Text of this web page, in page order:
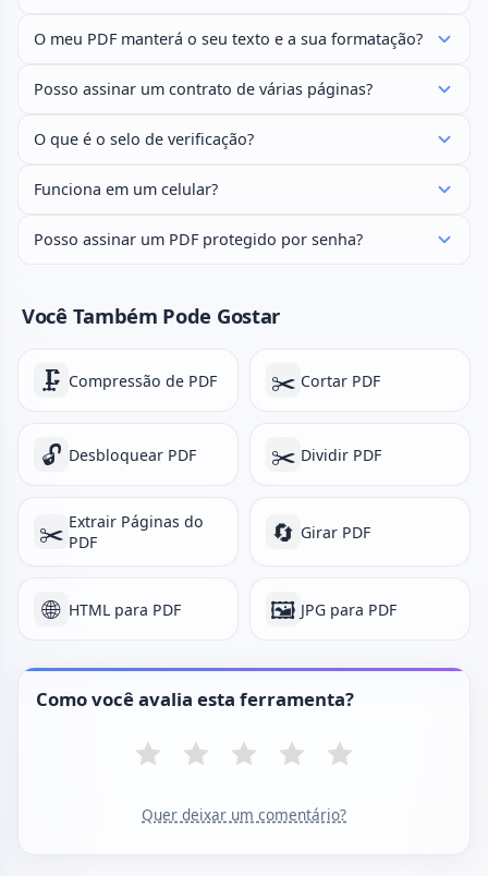
O meu PDF manterá o seu texto e a sua formatação?
Posso assinar um contrato de várias páginas?
O que é o selo de verificação?
Funciona em um celular?
Posso assinar um PDF protegido por senha?
Você Também Pode Gostar
🗜️ Compressão de PDF ✂️ Cortar PDF
🔓 Desbloquear PDF ✂️ Dividir PDF
✂️ Extrair Páginas do
PDF
🔄 Girar PDF
🌐 HTML para PDF 🖼️ JPG para PDF
Como você avalia esta ferramenta?
Quer deixar um comentário?